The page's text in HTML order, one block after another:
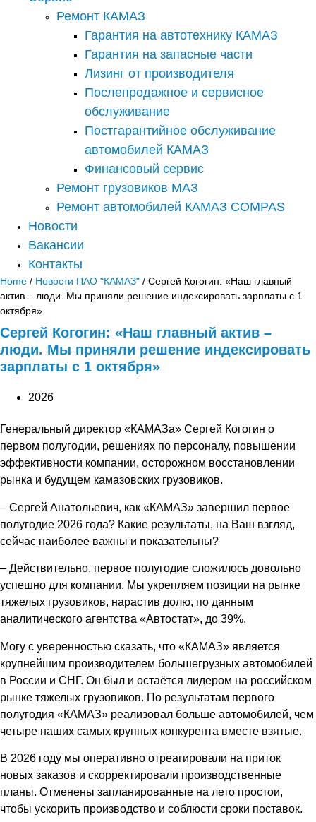
Ремонт КАМАЗ
Гарантия на автотехнику КАМАЗ
Гарантия на запасные части
Лизинг от производителя
Послепродажное и сервисное
обслуживание
Постгарантийное обслуживание
автомобилей КАМАЗ
Финансовый сервис
Ремонт грузовиков МАЗ
Ремонт автомобилей КАМАЗ COMPAS
Новости
Вакансии
Контакты
Home / Новости ПАО "КАМАЗ" / Сергей Когогин: «Наш главный
актив – люди. Мы приняли решение индексировать зарплаты с 1
октября»
Сергей Когогин: «Наш главный актив –
люди. Мы приняли решение индексировать
зарплаты с 1 октября»
2026
Генеральный директор «КАМАЗа» Сергей Когогин о
первом полугодии, решениях по персоналу, повышении
эффективности компании, осторожном восстановлении
рынка и будущем камазовских грузовиков.
– Сергей Анатольевич, как «КАМАЗ» завершил первое
полугодие 2026 года? Какие результаты, на Ваш взгляд,
сейчас наиболее важны и показательны?
– Действительно, первое полугодие сложилось довольно
успешно для компании. Мы укрепляем позиции на рынке
тяжелых грузовиков, нарастив долю, по данным
аналитического агентства «Автостат», до 39%.
Могу с уверенностью сказать, что «КАМАЗ» является
крупнейшим производителем большегрузных автомобилей
в России и СНГ. Он был и остаётся лидером на российском
рынке тяжелых грузовиков. По результатам первого
полугодия «КАМАЗ» реализовал больше автомобилей, чем
четыре наших самых крупных конкурента вместе взятые.
В 2026 году мы оперативно отреагировали на приток
новых заказов и скорректировали производственные
планы. Отменены запланированные на лето простои,
чтобы ускорить производство и соблюсти сроки поставок.